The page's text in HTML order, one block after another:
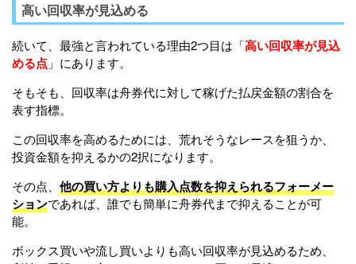
高い回収率が見込める
続いて、最強と言われている理由2つ目は「高い回収率が見込
める点 」にあります。
そもそも、回収率は舟券代に対して稼げた払戻金額の割合を
表す指標。
この回収率を高めるためには、荒れそうなレースを狙うか、
投資金額を抑えるかの2択になります。
その点、 他の買い方よりも購入点数を抑えられるフォーメー
ションであれば、誰でも簡単に舟券代まで抑えることが可
能。
ボックス買いや流し買いよりも高い回収率が見込めるため、